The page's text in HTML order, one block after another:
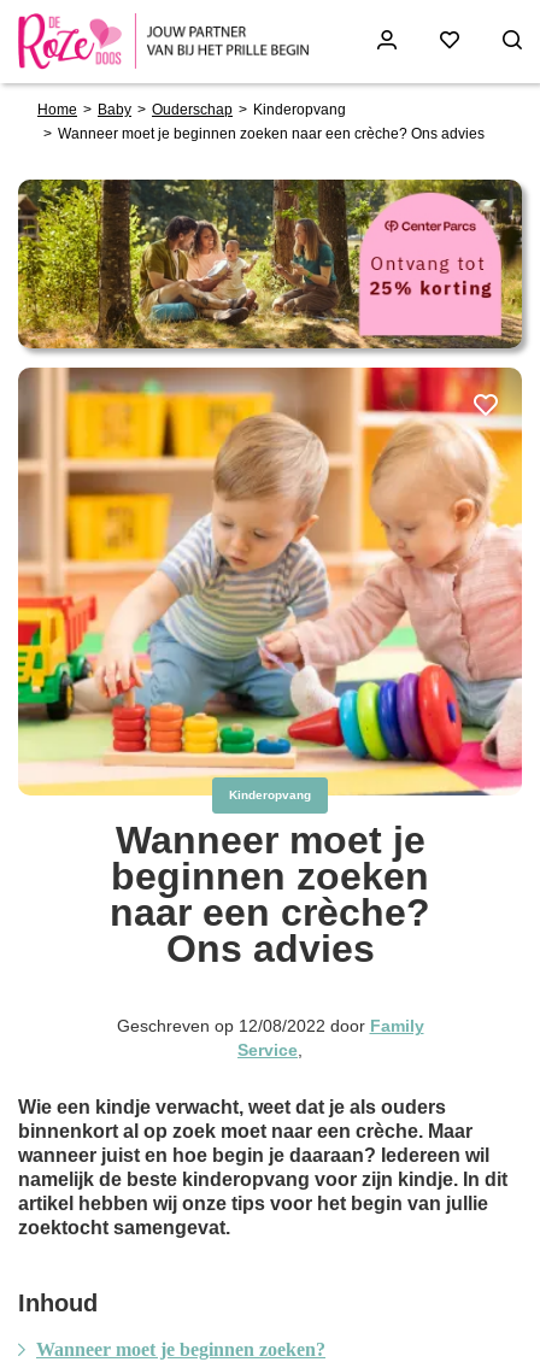
Home Baby Ouderschap
Kinderopvang
Wanneer moet je beginnen zoeken naar een crèche? Ons advies
Kinderopvang
Wanneer moet je
beginnen zoeken
naar een crèche?
Ons advies
Geschreven op 12/08/2022 door Family
Service,
Wie een kindje verwacht, weet dat je als ouders
binnenkort al op zoek moet naar een crèche. Maar
wanneer juist en hoe begin je daaraan? Iedereen wil
namelijk de beste kinderopvang voor zijn kindje. In dit
artikel hebben wij onze tips voor het begin van jullie
zoektocht samengevat.
Inhoud
Wanneer moet je beginnen zoeken?